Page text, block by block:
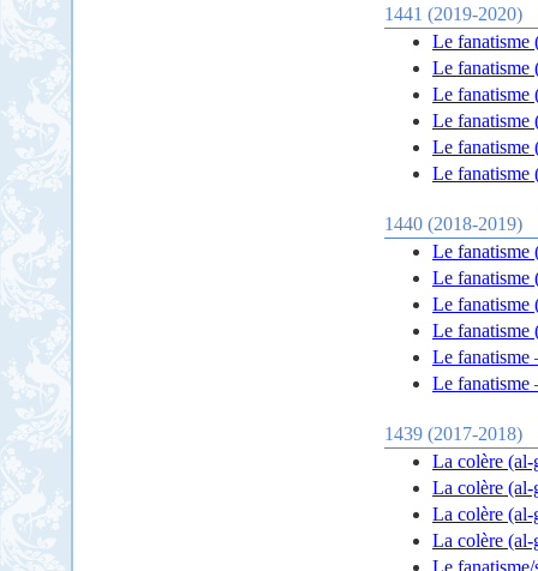
1441 (2019-2020)
Le fanatisme
Le fanatisme
Le fanatisme
Le fanatisme
Le fanatisme
Le fanatisme
1440 (2018-2019)
Le fanatisme
Le fanatisme
Le fanatisme
Le fanatisme
Le fanatisme
Le fanatisme
1439 (2017-2018)
La colère
La colère
La colère
La colère
Le